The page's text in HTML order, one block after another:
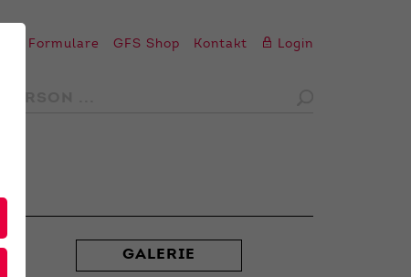
Formulare GFS Shop Kontakt Login
GALERIE